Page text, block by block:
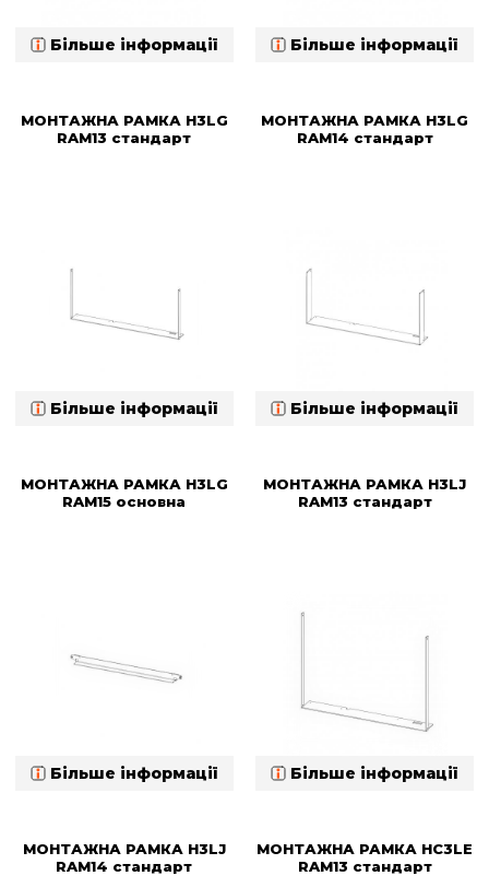
Більше інформації Більше інформації
МОНТАЖНА РАМКА H3LG
RAM13 стандарт
Більше інформації
МОНТАЖНА РАМКА H3LG
RAM14 стандарт
Більше інформації
МОНТАЖНА РАМКА H3LG
RAM15 основна
Більше інформації
МОНТАЖНА РАМКА H3LJ
RAM13 стандарт
Більше інформації
МОНТАЖНА РАМКА H3LJ
RAM14 стандарт
МОНТАЖНА РАМКА HC3LE
RAM13 стандарт